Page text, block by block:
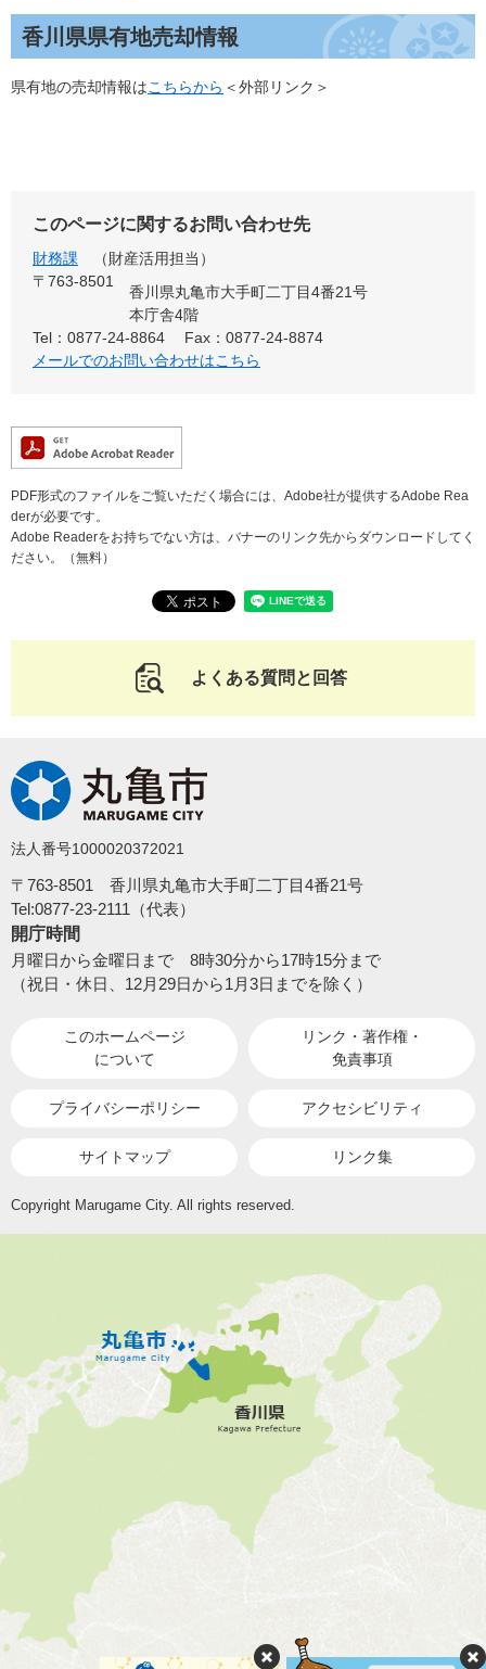
香川県県有地売却情報
県有地の売却情報はこちらから ＜外部リンク＞
このページに関するお問い合わせ先
財務課
財産活用担当
〒763-8501
香川県丸亀市大手町二丁目4番21号
本庁舎4階
Tel：0877-24-8864
Fax：0877-24-8874
メールでのお問い合わせはこちら
PDF形式のファイルをご覧いただく場合には、Adobe社が提供するAdobe Rea
derが必要です。
Adobe Readerをお持ちでない方は、バナーのリンク先からダウンロードしてく
ださい。（無料）
よくある質問と回答
法人番号1000020372021
〒763-8501 香川県丸亀市大手町二丁目4番21号
Tel:0877-23-2111（代表）
開庁時間
月曜日から金曜日まで 8時30分から17時15分まで
（祝日・休日、12月29日から1月3日までを除く）
このホームページ
について
リンク・著作権・
免責事項
プライバシーポリシー アクセシビリティ
サイトマップ リンク集
Copyright Marugame City. All rights reserved.